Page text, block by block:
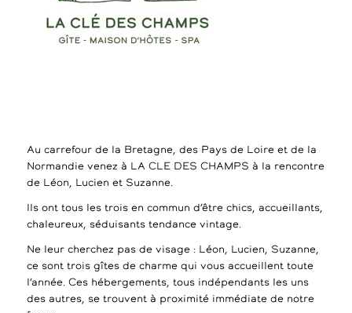
Au carrefour de la Bretagne, des Pays de Loire et de la
Normandie venez à LA CLE DES CHAMPS à la rencontre
de Léon, Lucien et Suzanne.
Ils ont tous les trois en commun d’être chics, accueillants,
chaleureux, séduisants tendance vintage.
Ne leur cherchez pas de visage : Léon, Lucien, Suzanne,
ce sont trois gîtes de charme qui vous accueillent toute
l’année. Ces hébergements, tous indépendants les uns
des autres, se trouvent à proximité immédiate de notre